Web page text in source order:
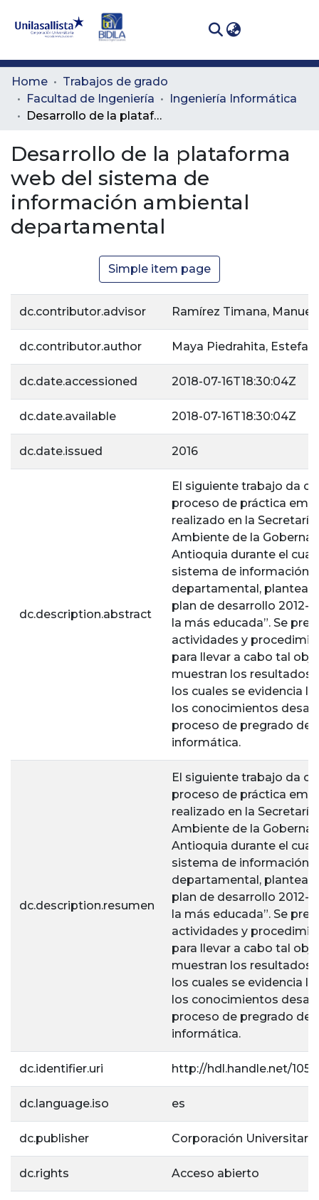
Communities
& Collections
Statistics
Home
Trabajos de grado
Facultad de Ingeniería
Ingeniería Informática
Desarrollo de la plataforma web del sistema de información ambiental departamental
Desarrollo de la plataforma
web del sistema de
información ambiental
departamental
Simple item page
dc.contributor.advisor Ramírez Timana,
dc.contributor.author Maya Piedrahita,
dc.date.accessioned 2018-07-16T18:30:04Z
dc.date.available 2018-07-16T18:30:04Z
dc.date.issued 2016
dc.description.abstract
El siguiente trabajo da
proceso de práctica
realizado en la
Ambiente de la
Antioquia durante el cual
sistema de información
departamental,
plan de desarrollo 2012-
la más educada”. Se
actividades y
para llevar a cabo tal
muestran los resultados
los cuales se evidencia
los conocimientos
proceso de pregrado de
informática.
dc.description.resumen
El siguiente trabajo da
proceso de práctica
realizado en la
Ambiente de la
Antioquia durante el cual
sistema de información
departamental,
plan de desarrollo 2012-
la más educada”. Se
actividades y
para llevar a cabo tal
muestran los resultados
los cuales se evidencia
los conocimientos
proceso de pregrado de
informática.
dc.identifier.uri http://hdl.handle.net/
dc.language.iso es
dc.publisher Corporación
dc.rights Acceso abierto